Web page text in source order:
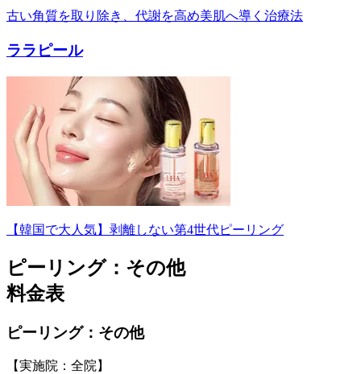
古い角質を取り除き、代謝を高め美肌へ導く治療法
ララピール
【韓国で大人気】剥離しない第4世代ピーリング
ピーリング：その他
料金表
ピーリング：その他
【実施院：全院】